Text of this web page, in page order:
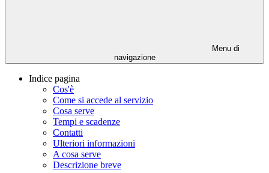
Menu di
navigazione
Indice pagina
Cos'è
Come si accede al servizio
Cosa serve
Tempi e scadenze
Contatti
Ulteriori informazioni
A cosa serve
Descrizione breve